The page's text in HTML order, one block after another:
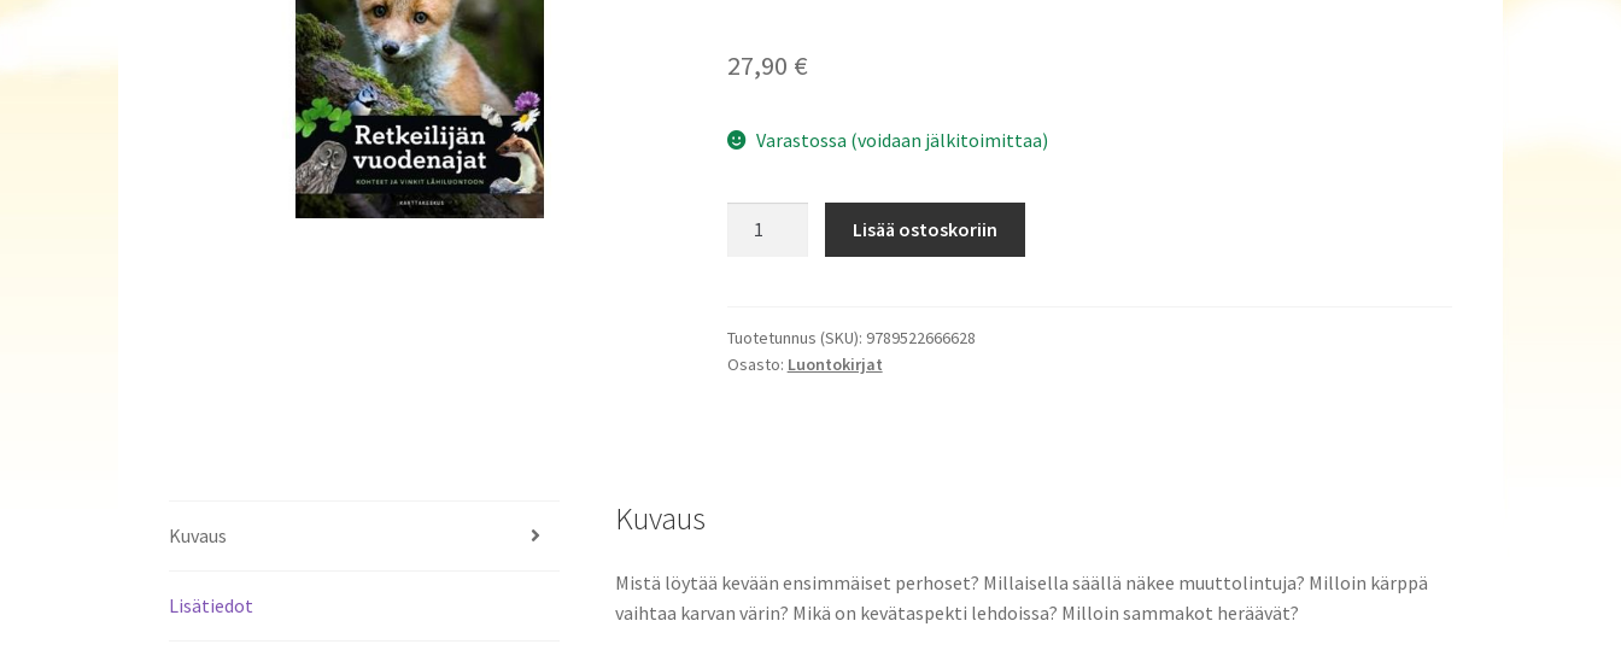
27,90 €
Varastossa (voidaan jälkitoimittaa)
ja
vinkit
Lisää ostoskoriin
Tuotetunnus (SKU): 9789522666628
Osasto: Luontokirjat
Kuvaus
Lisätiedot
Kuvaus
Mistä löytää kevään ensimmäiset perhoset? Millaisella säällä näkee muuttolintuja? Milloin kärppä
vaihtaa karvan värin? Mikä on kevätaspekti lehdoissa? Milloin sammakot heräävät?